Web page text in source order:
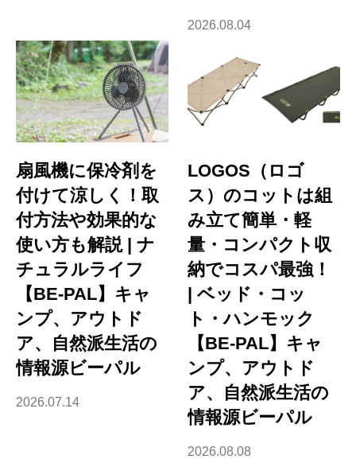
2026.08.04
扇風機に保冷剤を
付けて涼しく！取
付方法や効果的な
使い方も解説 | ナ
チュラルライフ
【BE-PAL】キャ
ンプ、アウトド
ア、自然派生活の
情報源ビーパル
2026.07.14
LOGOS（ロゴ
ス）のコットは組
み立て簡単・軽
量・コンパクト収
納でコスパ最強！
| ベッド・コッ
ト・ハンモック
【BE-PAL】キャ
ンプ、アウトド
ア、自然派生活の
情報源ビーパル
2026.08.08